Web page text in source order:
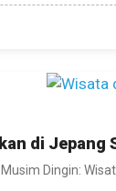
di Jepang
Dingin: